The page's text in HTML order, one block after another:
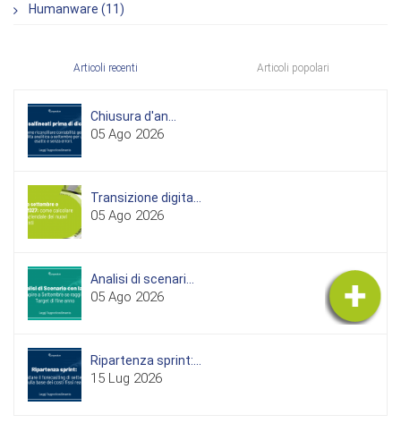
Humanware (11)
Articoli recenti Articoli popolari
Chiusura d'an...
05 Ago 2026
Transizione digita...
05 Ago 2026
Analisi di scenari...
05 Ago 2026
Ripartenza sprint:...
15 Lug 2026